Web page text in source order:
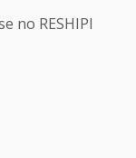
no RESHIPI